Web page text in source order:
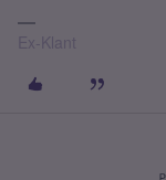
Ex-Klant